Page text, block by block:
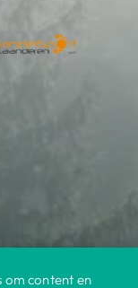
om content en